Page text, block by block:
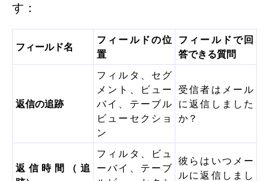
す：
フィールド名
フィールドの位
置
フィールドで回
答できる質問
返信の追跡
フィルタ、セグ
メント、ビュー
バイ、テーブル
ビューセクショ
ン
受信者はメール
に返信しました
か？
返信時間（追
フィルタ、ビュ
ーバイ、テーブ
彼らはいつメー
ルに返信しまし